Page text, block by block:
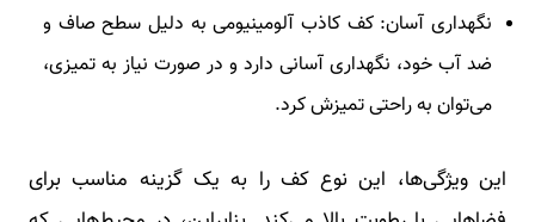
نگهداری آسان: کف کاذب آلومینیومی به دلیل سطح صاف و
ضد آب خود، نگهداری آسانی دارد و در صورت نیاز به تمیزی،
می‌توان به راحتی تمیزش کرد.
این ویژگی‌ها، این نوع کف را به یک گزینه مناسب برای